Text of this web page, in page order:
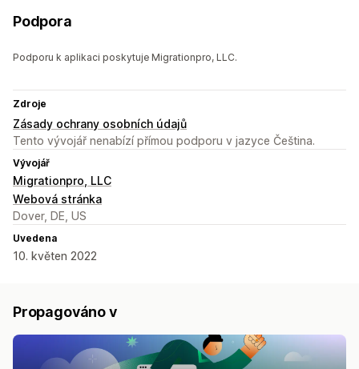
Podpora
Podporu k aplikaci poskytuje Migrationpro, LLC.
Zdroje
Zásady ochrany osobních údajů
Tento vývojář nenabízí přímou podporu v jazyce Čeština.
Vývojář
Migrationpro, LLC
Webová stránka
Dover, DE, US
Uvedena
10. květen 2022
Propagováno v